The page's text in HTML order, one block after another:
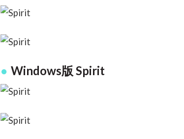
Windows版 Spirit